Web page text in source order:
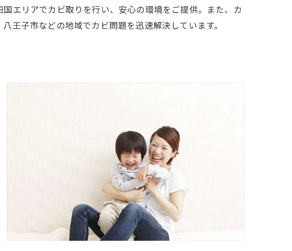
エリアでカビ取りを行い、安心の環境をご提供。また、カ
王子市などの地域でカビ問題を迅速解決しています。